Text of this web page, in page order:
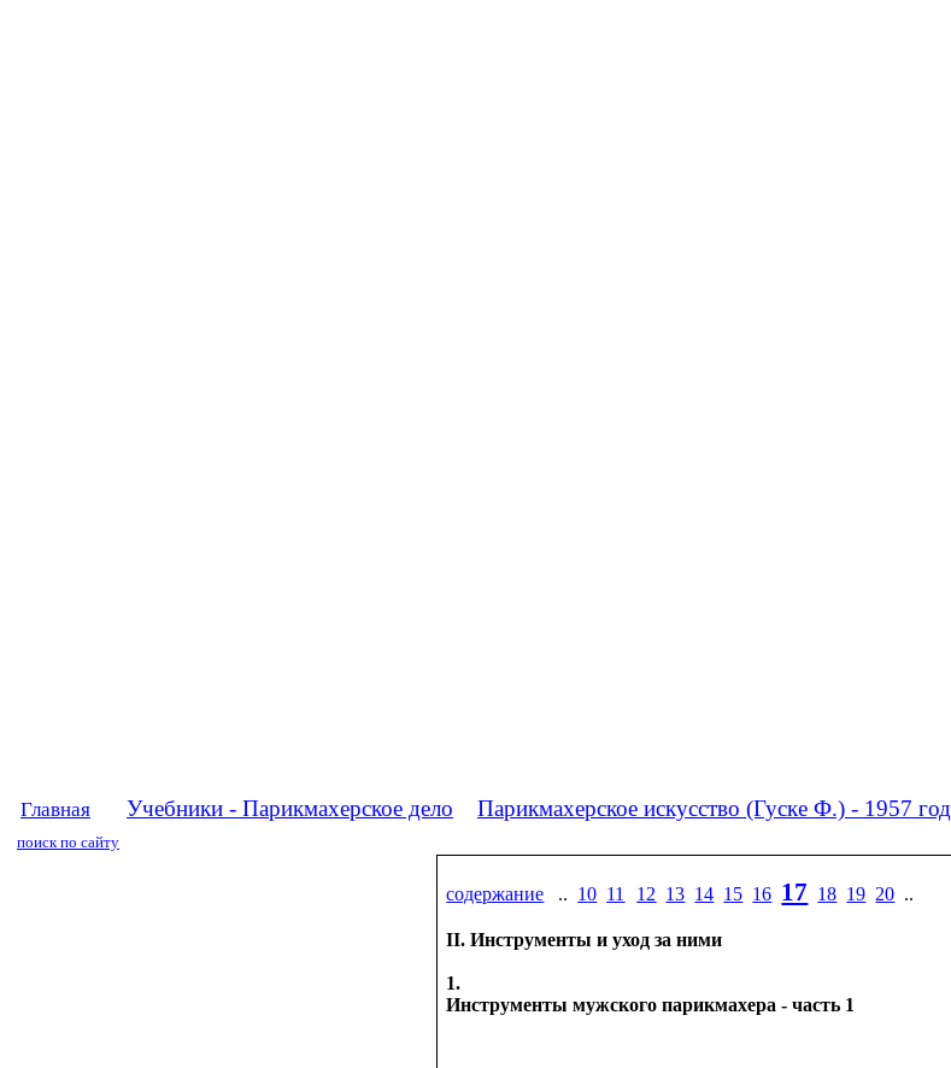
Главная Учебники - Парикмахерское дело Парикмахерское искусство (Гуске Ф.) - 1957 год
поиск по сайту
содержание .. 10 11 12 13 14 15 16 17 18 19 20 ..
II. Инструменты и уход за ними
1.
Инструменты мужского парикмахера - часть 1